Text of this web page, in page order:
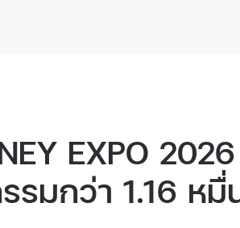
EXPO
รมกว่า 1.16 ห